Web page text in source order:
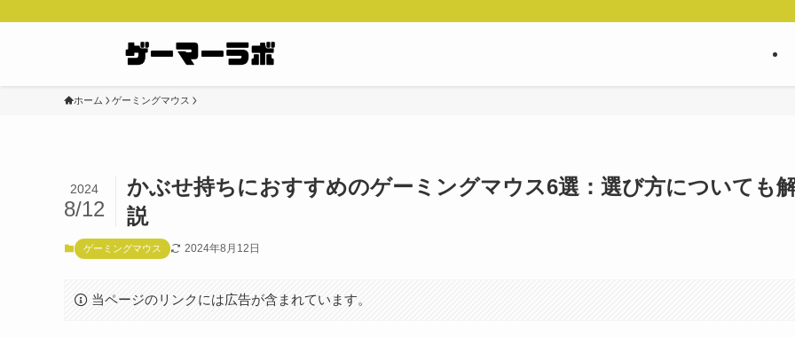
ホーム ゲーミングマウス
かぶせ持ちにおすすめのゲーミングマウス6選：選び方についても
説
2024
8/12
ゲーミングマウス 2024年8月12日
当ページのリンクには広告が含まれています。